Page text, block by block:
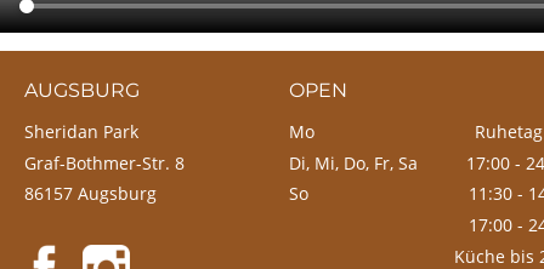
AUGSBURG
Sheridan Park
Graf-Bothmer-Str. 8
86157 Augsburg
OPEN
Mo                                 Ruhetag
Di, Mi, Do, Fr, Sa          17:00 -
So
11:30 -
17:00 -
Küche